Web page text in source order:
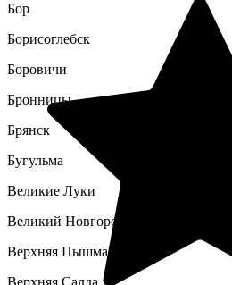
Бор
Борисоглебск
Боровичи
Бронницы
Брянск
Бугульма
Великие Луки
Великий Новгород
Верхняя Пышма
Верхняя Салда